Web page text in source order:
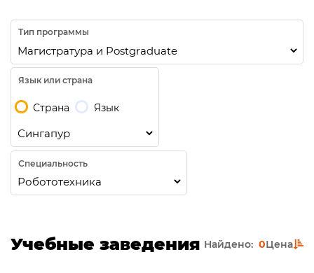
Тип программы
Язык или страна
Страна Язык
Специальность
Учебные заведения Найдено: 0Цена